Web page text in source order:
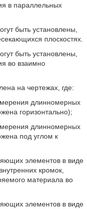
в параллельных
быть установлены,
плоскостях.
быть установлены,
во взаимно
на чертежах, где:
длинномерных
горизонтально);
длинномерных
под углом к
элементов в виде
кромок,
материала во
элементов в виде